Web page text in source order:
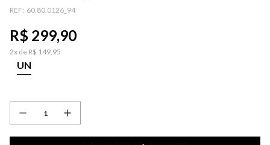
: 60.80.0126_94
R$ 299,90
2x de R$ 149,95
UN